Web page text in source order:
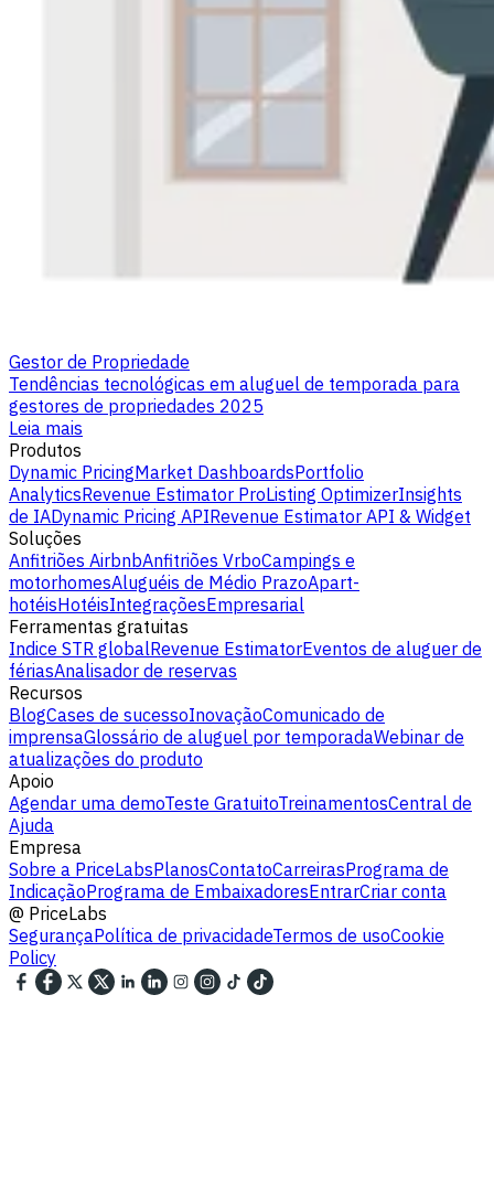
Gestor de Propriedade
Tendências tecnológicas em aluguel de temporada para
gestores de propriedades 2025
Leia mais
Produtos
Dynamic PricingMarket DashboardsPortfolio
AnalyticsRevenue Estimator ProListing OptimizerInsights
de IADynamic Pricing APIRevenue Estimator API & Widget
Soluções
Anfitriões AirbnbAnfitriões VrboCampings e
motorhomesAluguéis de Médio PrazoApart-
hotéisHotéisIntegraçõesEmpresarial
Ferramentas gratuitas
Indice STR globalRevenue EstimatorEventos de aluguer de
fériasAnalisador de reservas
Recursos
BlogCases de sucessoInovaçãoComunicado de
imprensaGlossário de aluguel por temporadaWebinar de
atualizações do produto
Apoio
Agendar uma demoTeste GratuitoTreinamentosCentral de
Ajuda
Empresa
Sobre a PriceLabsPlanosContatoCarreirasPrograma de
IndicaçãoPrograma de EmbaixadoresEntrarCriar conta
@ PriceLabs
SegurançaPolítica de privacidadeTermos de usoCookie
Policy